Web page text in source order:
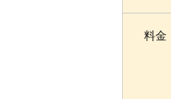
料金